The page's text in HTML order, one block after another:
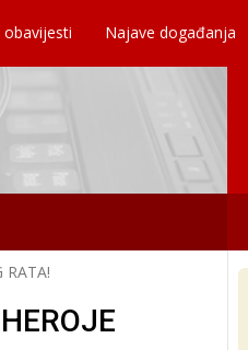
obavijesti Najave događanja
RATA!